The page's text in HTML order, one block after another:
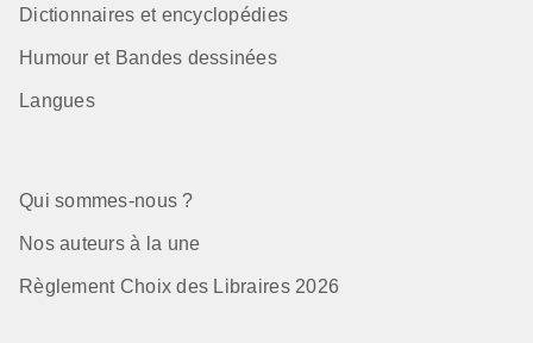
Dictionnaires et encyclopédies
Humour et Bandes dessinées
Langues
Qui sommes-nous ?
Nos auteurs à la une
Règlement Choix des Libraires 2026